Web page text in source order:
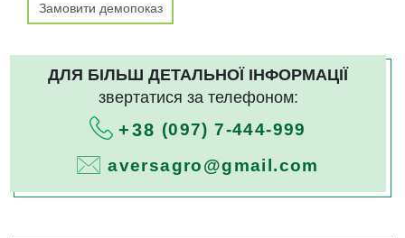
Замовити демопоказ
ДЛЯ БІЛЬШ ДЕТАЛЬНОЇ ІНФОРМАЦІЇ
звертатися за телефоном:
+38 (097) 7-444-999
aversagro@gmail.com